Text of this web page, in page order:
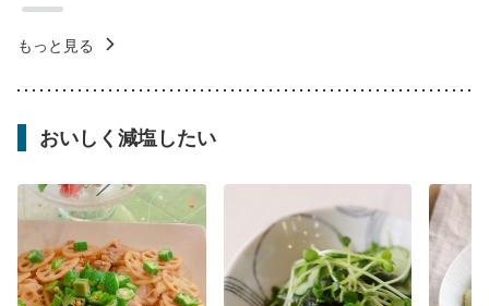
もっと見る
おいしく減塩したい